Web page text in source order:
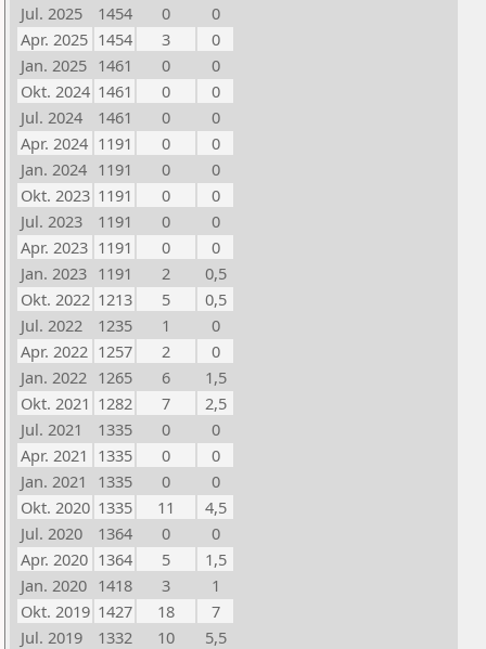
Jul. 2025
1454 0
0
Apr. 2025 1454 3
0
Jan. 2025 1461 0
0
Okt. 2024 1461 0
0
Jul. 2024
1461 0
0
Apr. 2024 1191 0
0
Jan. 2024 1191 0
0
Okt. 2023 1191 0
0
Jul. 2023
1191 0
0
Apr. 2023 1191 0
0
Jan. 2023 1191 2
0,5
Okt. 2022 1213 5
0,5
Jul. 2022
1235 1
0
Apr. 2022 1257 2
0
Jan. 2022 1265 6
1,5
Okt. 2021 1282 7
2,5
Jul. 2021
1335 0
0
Apr. 2021 1335 0
0
Jan. 2021
1335 0
0
Okt. 2020 1335 11
4,5
Jul. 2020
1364 0
0
Apr. 2020 1364 5
1,5
Jan. 2020 1418 3
1
Okt. 2019 1427 18
7
Jul. 2019
1332 10
5,5